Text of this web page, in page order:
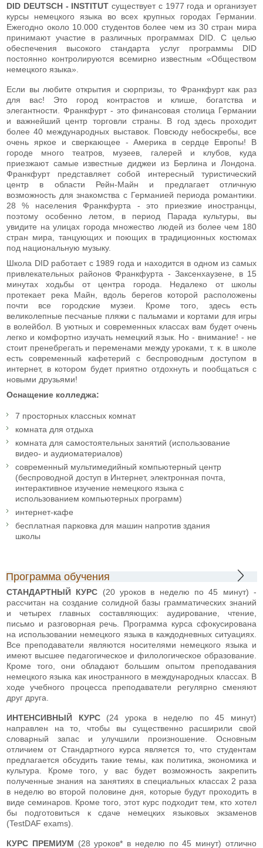
DID DEUTSCH - INSTITUTсуществует с 1977 года и организует
курсы немецкого языка во всех крупных городах Германии.
Ежегодно около 10.000 студентов более чем из 30 стран мира
принимают участие в различных программах DID. С целью
обеспечения высокого стандарта услуг программы DID
постоянно контролируются всемирно известным «Обществом
немецкого языка».
Если вы любите открытия и сюрпризы, то Франкфурт как раз
для вас! Это город контрастов и клише, богатства и
элегантности. Франкфурт - это финансовая столица Германии
и важнейший центр торговли страны. В год здесь проходит
более 40 международных выставок. Повсюду небоскребы, все
очень яркое и сверкающее - Америка в сердце Европы! В
городе много театров, музеев, галерей и клубов, куда
приезжают самые известные диджеи из Берлина и Лондона.
Франкфурт представляет собой интересный туристический
центр в области Рейн-Майн и предлагает отличную
возможность для знакомства с Германией периода романтики.
28 % населения Франкфурта - это приезжие иностранцы,
поэтому особенно летом, в период Парада культуры, вы
увидите на улицах города множество людей из более чем 180
стран мира, танцующих и поющих в традиционных костюмах
под национальную музыку.
Школа DID работает с 1989 года и находится в одном из самых
привлекательных районов Франкфурта - Заксенхаузене, в 15
минутах ходьбы от центра города. Недалеко от школы
протекает река Майн, вдоль берегов которой расположены
почти все городские музеи. Кроме того, здесь есть
великолепные песчаные пляжи с пальмами и кортами для игры
в волейбол. В уютных и современных классах вам будет очень
легко и комфортно изучать немецкий язык. Но - внимание! - не
стоит пренебрегать и переменами между уроками, т. к. в школе
есть современный кафетерий с беспроводным доступом в
интернет, в котором будет приятно отдохнуть и пообщаться с
новыми друзьями!
Оснащение колледжа:
7 просторных классных комнат
комната для отдыха
комната для самостоятельных занятий (использование
видео- и аудиоматериалов)
современный мультимедийный компьютерный центр
(беспроводной доступ в Интернет, электронная почта,
интерактивное изучение немецкого языка с
использованием компьютерных программ)
интернет-кафе
бесплатная парковка для машин напротив здания
школы
Программа обучения
СТАНДАРТНЫЙ КУРС (20 уроков в неделю по 45 минут) -
рассчитан на создание солидной базы грамматических знаний
и четырех главных составляющих: аудирование, чтение,
письмо и разговорная речь. Программа курса сфокусирована
на использовании немецкого языка в каждодневных ситуациях.
Все преподаватели являются носителями немецкого языка и
имеют высшее педагогическое и филологическое образование.
Кроме того, они обладают большим опытом преподавания
немецкого языка как иностранного в международных классах. В
ходе учебного процесса преподаватели регулярно сменяют
друг друга.
ИНТЕНСИВНЫЙ КУРС(24 урока в неделю по 45 минут)
направлен на то, чтобы вы существенно расширили свой
словарный запас и улучшили произношение. Основным
отличием от Стандартного курса является то, что студентам
предлагается обсудить такие темы, как политика, экономика и
культура. Кроме того, у вас будет возможность закрепить
полученные знания на занятиях в специальных классах 2 раза
в неделю во второй половине дня, которые будут проходить в
виде семинаров. Кроме того, этот курс подходит тем, кто хотел
бы подготовиться к сдаче немецких языковых экзаменов
(TestDAF exams).
КУРС ПРЕМИУМ (28 уроков* в неделю по 45 минут) отлично